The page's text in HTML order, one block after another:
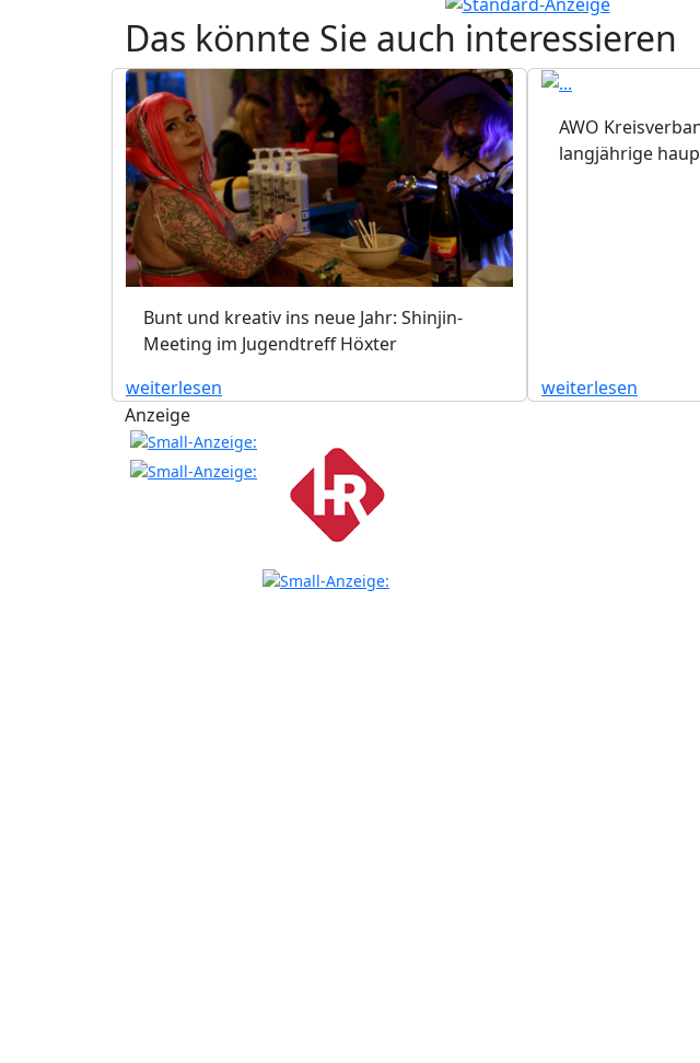
Das könnte Sie auch interessieren
Bunt und kreativ ins neue Jahr: Shinjin-
Meeting im Jugendtreff Höxter
weiterlesen
AWO
langjährige
weiterlesen
Anzeige